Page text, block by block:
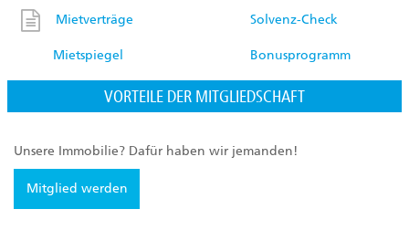
Mietverträge Solvenz-Check
Mietspiegel Bonusprogramm
VORTEILE DER MITGLIEDSCHAFT
Unsere Immobilie? Dafür haben wir jemanden!
Mitglied werden